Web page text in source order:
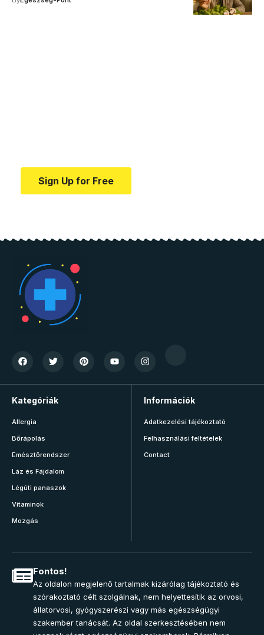
Sign Up for Free
Kategóriák
Allergia
Bőrápolás
Emésztőrendszer
Láz és Fájdalom
Légúti panaszok
Vitaminok
Mozgás
Információk
Adatkezelési tájékoztató
Felhasználási feltételek
Contact
Fontos!
Az oldalon megjelenő tartalmak kizárólag tájékoztató és
szórakoztató célt szolgálnak, nem helyettesítik az orvosi,
állatorvosi, gyógyszerészi vagy más egészségügyi
szakember tanácsát. Az oldal szerkesztésében nem